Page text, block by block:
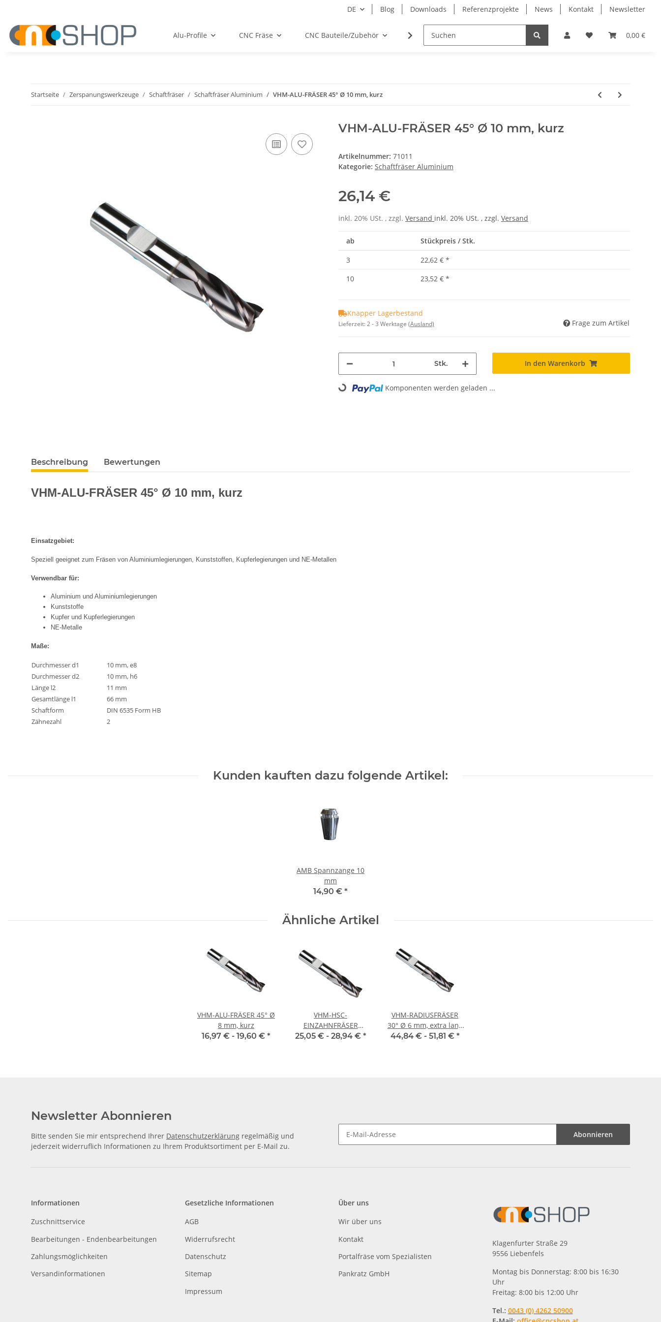
DE Blog Downloads Referenzprojekte News Kontakt Newsletter
0,00 €
Alu-Profile CNC Fräse CNC Bauteile/Zubehör Elektro Lagertechnik Lineartechnik
Startseite Zerspanungswerkzeuge Schaftfräser Schaftfräser Aluminium VHM-ALU-FRÄSER 45° Ø 10 mm, kurz
VHM-ALU-FRÄSER 45° Ø 10 mm, kurz
Artikelnummer: 71011
Kategorie: Schaftfräser Aluminium
26,14 €
inkl. 20% USt. , zzgl. Versand inkl. 20% USt. , zzgl. Versand
ab Stückpreis / Stk.
3 22,62 € *
10
23,52 € *
Knapper Lagerbestand
Lieferzeit:2 - 3 Werktage (Ausland) Frage zum Artikel
Stk. In den Warenkorb
Loading... Komponenten werden geladen ...
Beschreibung Bewertungen
VHM-ALU-FRÄSER 45° Ø 10 mm, kurz
Einsatzgebiet:
Speziell geeignet zum Fräsen von Aluminiumlegierungen, Kunststoffen, Kupferlegierungen und NE-Metallen
Verwendbar für:
Aluminium und Aluminiumlegierungen
Kunststoffe
Kupfer und Kupferlegierungen
NE-Metalle
Maße:
Durchmesser d1
10 mm, e8
Durchmesser d2
10 mm, h6
Länge l2
11 mm
Gesamtlänge l1
66 mm
Schaftform
DIN 6535 Form HB
Zähnezahl
2
Kunden kauften dazu folgende Artikel:
AMB Spannzange 10
mm
14,90 € *
Ähnliche Artikel
VHM-ALU-FRÄSER 45° Ø
8 mm, kurz
16,97 € - 19,60 € *
VHM-HSC-
EINZAHNFRÄSER
geläppt Ø 5 mm, 1
25,05 € - 28,94 € *
VHM-RADIUSFRÄSER
30° Ø 6 mm, extra lang
2 Schneiden
44,84 € - 51,81 € *
Newsletter Abonnieren
Bitte senden Sie mir entsprechend Ihrer Datenschutzerklärung regelmäßig und
jederzeit widerruflich Informationen zu Ihrem Produktsortiment per E-Mail zu.
Abonnieren
Informationen
Zuschnittservice
Bearbeitungen - Endenbearbeitungen
Zahlungsmöglichkeiten
Versandinformationen
Gesetzliche Informationen
AGB
Widerrufsrecht
Datenschutz
Sitemap
Impressum
Über uns
Wir über uns
Kontakt
Portalfräse vom Spezialisten
Pankratz GmbH
Klagenfurter Straße 29
9556 Liebenfels
Montag bis Donnerstag: 8:00 bis 16:30
Uhr
Freitag: 8:00 bis 12:00 Uhr
Tel.: 0043 (0) 4262 50900